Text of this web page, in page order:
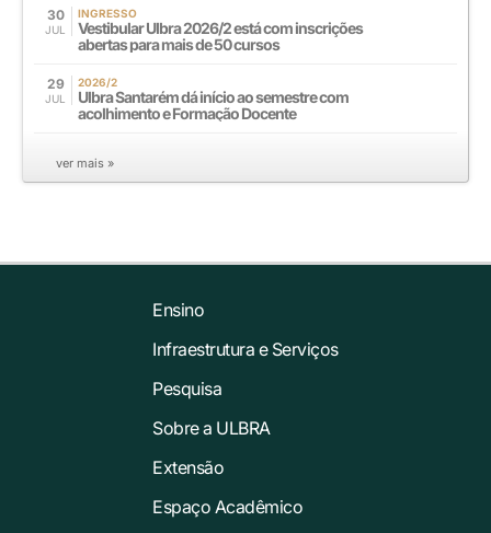
30
JUL
INGRESSO
Vestibular Ulbra 2026/2 está com inscrições
abertas para mais de 50 cursos
29
JUL
2026/2
Ulbra Santarém dá início ao semestre com
acolhimento e Formação Docente
ver mais »
Ensino
Infraestrutura e Serviços
Pesquisa
Sobre a ULBRA
Extensão
Espaço Acadêmico